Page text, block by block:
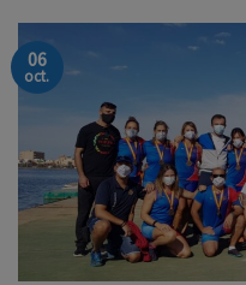
06
oct.